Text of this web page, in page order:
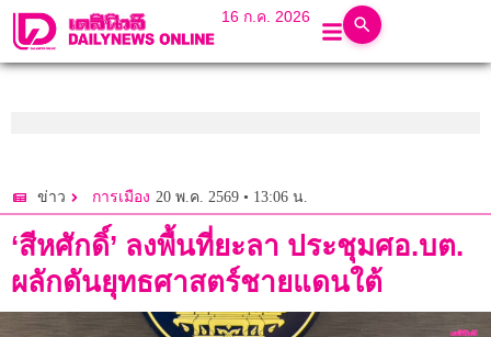
16 ก.ค. 2026
ข่าว การเมือง 20 พ.ค. 2569 • 13:06 น.
‘สีหศักดิ์’ ลงพื้นที่ยะลา ประชุมศอ.บต.
ผลักดันยุทธศาสตร์ชายแดนใต้